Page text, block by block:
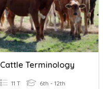
Cattle Terminology
11 T 6th - 12th